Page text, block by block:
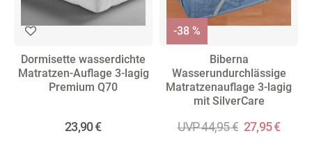
Dormisette wasserdichte
Matratzen-Auflage 3-lagig
Premium Q70
23,90 €
Biberna
Wasserundurchlässige
Matratzenauflage 3-lagig
mit SilverCare
UVP 44,95 € 27,95 €
-38 %